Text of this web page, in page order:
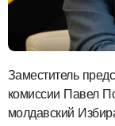
Заместитель председателя Центральной избирательной
комиссии Павел
молдавский